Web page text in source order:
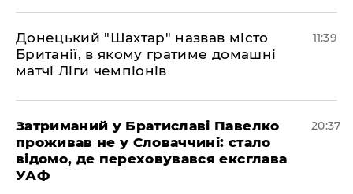
Донецький "Шахтар" назвав місто
Британії, в якому гратиме домашні
матчі Ліги чемпіонів
11:39
Затриманий у Братиславі Павелко
проживав не у Словаччині: стало
відомо, де переховувався ексглава
УАФ
20:37